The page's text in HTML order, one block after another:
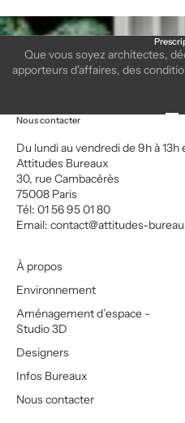
Que vous soyez architectes,
apporteurs d'affaires, des
Nous contacter
Du lundi au vendredi de 9h à 13h
Attitudes Bureaux
30, rue Cambacérès
75008 Paris
Tél: 01 56 95 01 80
Email: contact@attitudes-
À propos
Environnement
Aménagement d’espace -
Studio 3D
Designers
Infos Bureaux
Nous contacter